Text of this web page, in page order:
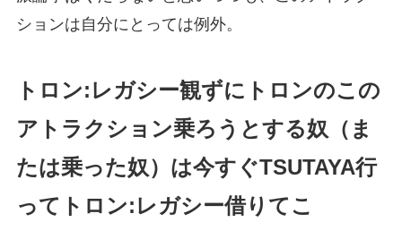
ションは自分にとっては例外。
トロン:レガシー観ずにトロンのこの
アトラクション乗ろうとする奴（ま
たは乗った奴）は今すぐTSUTAYA行
ってトロン:レガシー借りてこ